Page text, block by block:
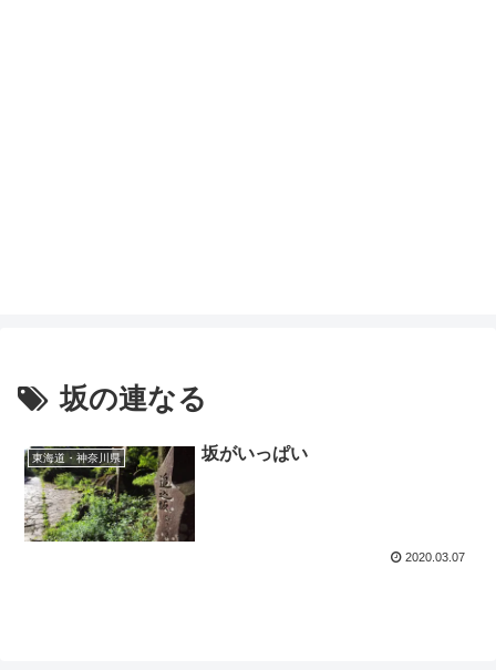
坂の連なる
東海道・神奈川県 坂がいっぱい
2020.03.07